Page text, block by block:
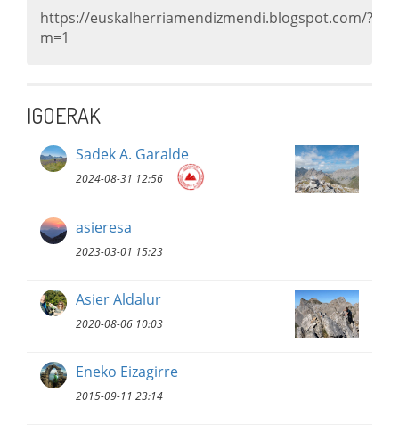
https://euskalherriamendizmendi.blogspot.com/?
m=1
IGOERAK
Sadek A. Garalde
2024-08-31 12:56
asieresa
2023-03-01 15:23
Asier Aldalur
2020-08-06 10:03
Eneko Eizagirre
2015-09-11 23:14